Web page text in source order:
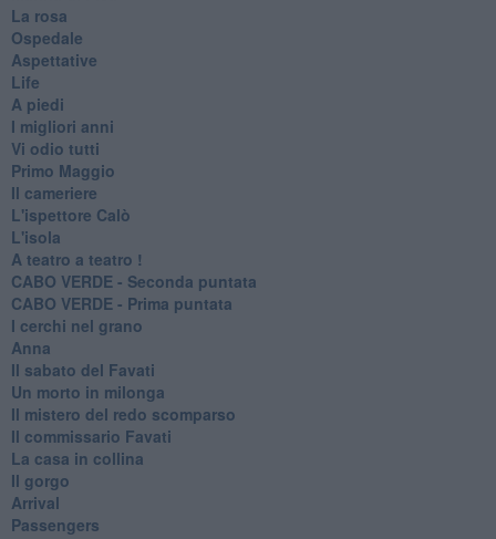
La rosa
Ospedale
Aspettative
Life
A piedi
I migliori anni
Vi odio tutti
Primo Maggio
Il cameriere
L'ispettore Calò
L'isola
A teatro a teatro !
CABO VERDE - Seconda puntata
CABO VERDE - Prima puntata
I cerchi nel grano
Anna
Il sabato del Favati
Un morto in milonga
Il mistero del redo scomparso
Il commissario Favati
La casa in collina
Il gorgo
Arrival
Passengers